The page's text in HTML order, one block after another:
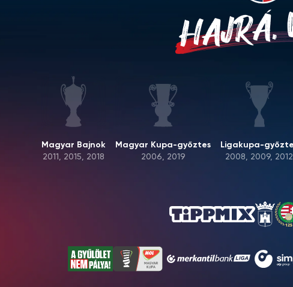
HAJRÁ,
Magyar Bajnok
2011, 2015, 2018
Magyar Kupa-győztes
2006, 2019
Ligakupa-
2008, 2009, 2012